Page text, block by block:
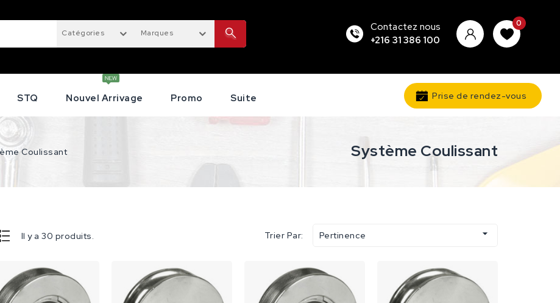
0
Catégories Marques
Contactez nous
+216 31 386 100
STQ Nouvel Arrivage Promo Suite Prise de rendez-vous
Système Coulissant
Coulissant
Il y a 30 produits. Trier Par: Pertinence 